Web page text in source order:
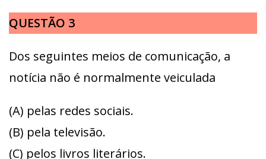
QUESTÃO 3
Dos seguintes meios de comunicação, a
notícia não é normalmente veiculada
(A) pelas redes sociais.
(B) pela televisão.
(C) pelos livros literários.